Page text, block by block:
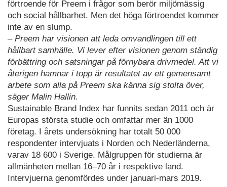
förtroende för Preem i frågor som berör miljömässig
och social hållbarhet. Men det höga förtroendet kommer
inte av en slump.
– Preem har visionen att leda omvandlingen till ett
hållbart samhälle. Vi lever efter visionen genom ständig
förbättring och satsningar på förnybara drivmedel. Att vi
återigen hamnar i topp är resultatet av ett gemensamt
arbete som alla på Preem ska känna sig stolta över,
säger Malin Hallin.
Sustainable Brand Index har funnits sedan 2011 och är
Europas största studie och omfattar mer än 1000
företag. I årets undersökning har totalt 50 000
respondenter intervjuats i Norden och Nederländerna,
varav 18 600 i Sverige. Målgruppen för studierna är
allmänheten mellan 16–70 år i respektive land.
Intervjuerna genomfördes under januari-mars 2019.